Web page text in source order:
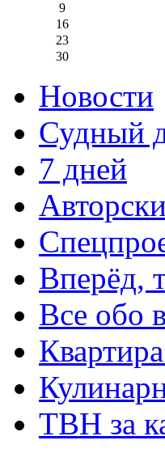
9
16
23
30
Новости
Судный
7 дней
Вперёд,
Все обо
ТВН за